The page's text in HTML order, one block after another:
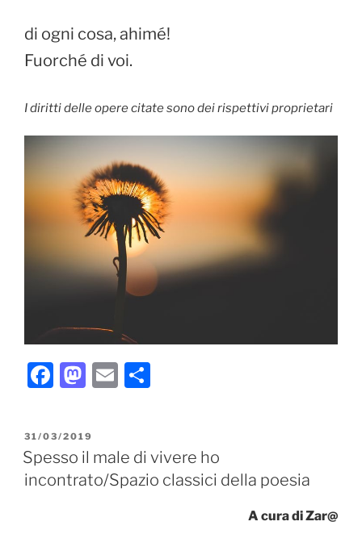
di ogni cosa, ahimé!
Fuorché di voi.
I diritti delle opere citate sono dei rispettivi proprietari
F
c
e
b
M
st
o
d
E
l
di
vi
PUBBLICATO
IL
31/03/2019
Spesso il male di vivere ho
incontrato/Spazio classici della poesia
A cura di Zar@